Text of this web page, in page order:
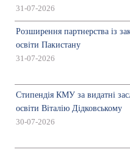
31-07-2026
Розширення партнерства із
освіти Пакистану
31-07-2026
Стипендія КМУ за видатні
освіти Віталію Дідковському
30-07-2026